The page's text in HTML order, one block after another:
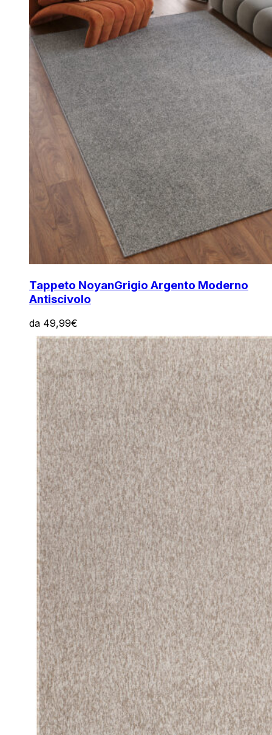
Tappeto NoyanGrigio Argento Moderno
Antiscivolo
da 49,99€